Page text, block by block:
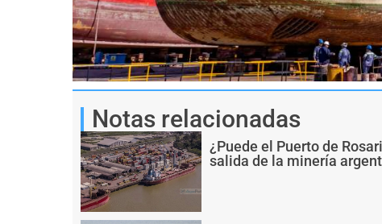
Notas relacionadas
¿Puede el Puerto de
salida de la minería